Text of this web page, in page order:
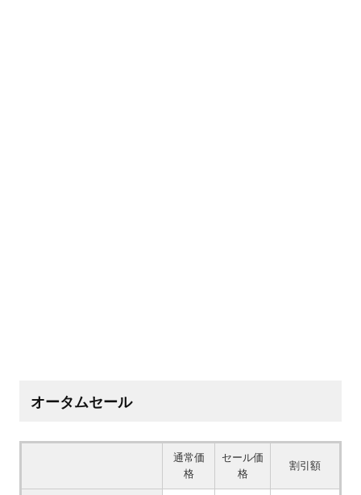
オータムセール
通常価
格
セール価
格
割引額